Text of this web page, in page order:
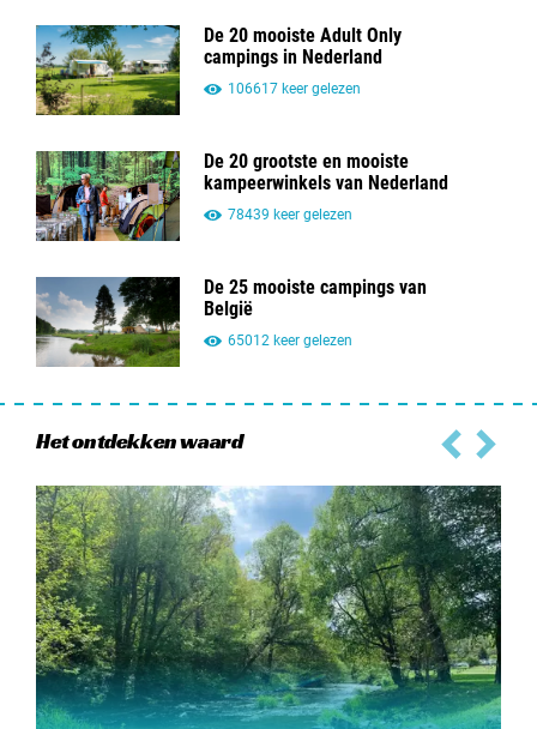
De 20 mooiste Adult Only
campings in Nederland
106617 keer gelezen
De 20 grootste en mooiste
kampeerwinkels van Nederland
78439 keer gelezen
De 25 mooiste campings van
België
65012 keer gelezen
Het ontdekken waard